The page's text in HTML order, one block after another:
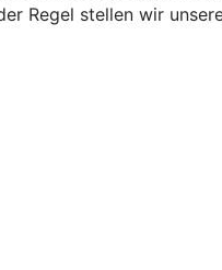
Regel stellen wir